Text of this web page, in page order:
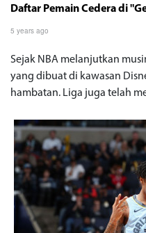
Daftar Pemain Cedera di
5 years ago
Sejak NBA melanjutkan
yang dibuat di kawasan
hambatan. Liga juga telah